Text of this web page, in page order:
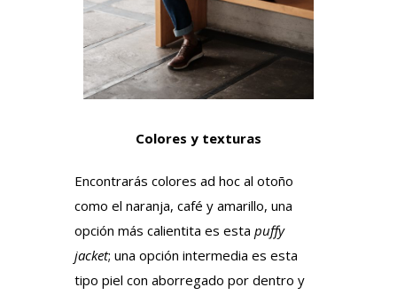
Colores y texturas
Encontrarás colores ad hoc al otoño
como el naranja, café y amarillo, una
opción más calientita es esta puffy
jacket; una opción intermedia es esta
tipo piel con aborregado por dentro y